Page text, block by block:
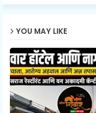
YOU MAY LIKE